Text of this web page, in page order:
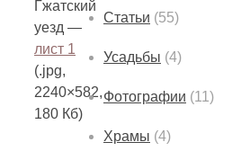
Гжатский
уезд —
лист 1
(.jpg,
2240×582,
180 Кб)
Статьи (55)
Усадьбы (4)
Фотографии (11)
Храмы (4)